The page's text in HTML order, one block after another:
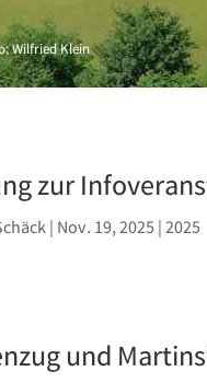
Wilfried Klein
zur
Nov. 19, 2025 |2025
und